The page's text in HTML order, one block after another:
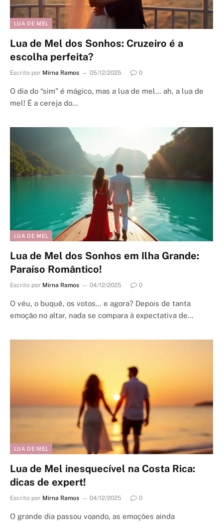
LUA DE MEL
Lua de Mel dos Sonhos: Cruzeiro é a
escolha perfeita?
Escrito por Mirna Ramos 05/12/2025 0
O dia do “sim” é mágico, mas a lua de mel… ah, a lua de
mel! É a cereja do…
LUA DE MEL
Lua de Mel dos Sonhos em Ilha Grande:
Paraíso Romântico!
Escrito por Mirna Ramos 04/12/2025 0
O véu, o buquê, os votos… e agora? Depois de tanta
emoção no altar, nada se compara à expectativa de…
LUA DE MEL
Lua de Mel inesquecível na Costa Rica:
dicas de expert!
Escrito por Mirna Ramos 04/12/2025 0
O grande dia passou voando, as emoções ainda